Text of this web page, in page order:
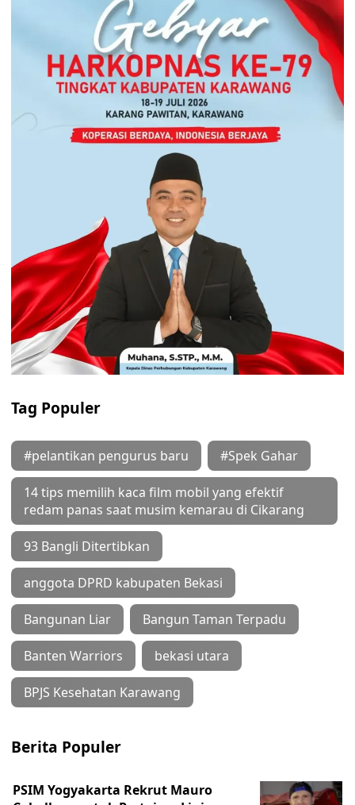
Tag Populer
#pelantikan pengurus baru #Spek Gahar
14 tips memilih kaca film mobil yang efektif
redam panas saat musim kemarau di Cikarang
93 Bangli Ditertibkan
anggota DPRD kabupaten Bekasi
Bangunan Liar Bangun Taman Terpadu
Banten Warriors bekasi utara
BPJS Kesehatan Karawang
Berita Populer
PSIM Yogyakarta Rekrut Mauro